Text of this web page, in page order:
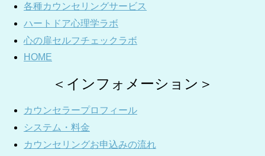
各種カウンセリングサービス
ハートドア心理学ラボ
心の扉セルフチェックラボ
HOME
＜インフォメーション＞
カウンセラープロフィール
システム・料金
カウンセリングお申込みの流れ